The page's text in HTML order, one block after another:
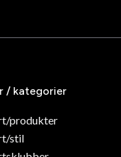
/ kategorier
produkter
stil